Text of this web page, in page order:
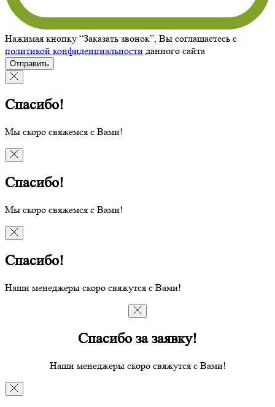
Нажимая кнопку “Заказать звонок”, Вы соглашаетесь с
политикой конфиденциальности данного сайта
Отправить
Спасибо!
Мы скоро свяжемся с Вами!
Спасибо!
Мы скоро свяжемся с Вами!
Спасибо!
Наши менеджеры скоро свяжутся с Вами!
Спасибо за заявку!
Наши менеджеры скоро свяжутся с Вами!